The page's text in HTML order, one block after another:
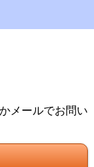
メールでお問い